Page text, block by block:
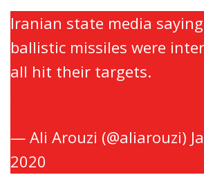
Iranian state media
ballistic missiles were
all hit their targets.
— Ali Arouzi (@aliarouzi)
2020